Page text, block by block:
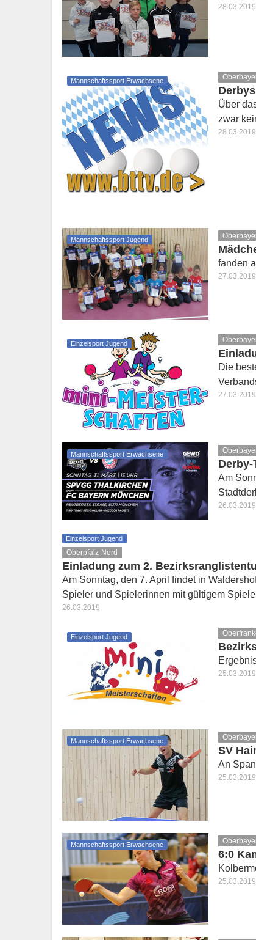
28.03.2019
Mannschaftssport Erwachsene
Über
zwar
28.03.2019
Mannschaftssport Jugend
fanden
27.03.2019
Einzelsport Jugend
Die
27.03.2019
Mannschaftssport Erwachsene
Am
26.03.2019
Einzelsport Jugend
Oberpfalz-Nord
Einladung zum 2.
Am Sonntag, den 7. April findet in
Spieler und Spielerinnen mit gültigem
26.03.2019
Einzelsport Jugend
25.03.2019
Mannschaftssport Erwachsene
SV
An
25.03.2019
Mannschaftssport Erwachsene
6:0
25.03.2019